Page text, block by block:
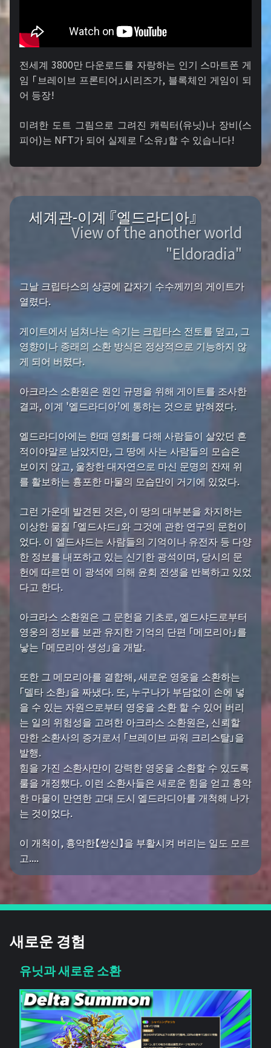
전세계 3800만 다운로드를 자랑하는 인기 스마트폰 게
임 「브레이브 프론티어」시리즈가, 블록체인 게임이 되
어 등장!
미려한 도트 그림으로 그려진 캐릭터(유닛)나 장비(스
피어)는 NFT가 되어 실제로 「소유」할 수 있습니다!
세계관-이계 『엘드라디아』
View of the another world
"Eldoradia"
그날 크립타스의 상공에 갑자기 수수께끼의 게이트가
열렸다.
게이트에서 넘쳐나는 속기는 크립타스 전토를 덮고, 그
영향이나 종래의 소환 방식은 정상적으로 기능하지 않
게 되어 버렸다.
아크라스 소환원은 원인 규명을 위해 게이트를 조사한
결과, 이계 '엘드라디아'에 통하는 것으로 밝혀졌다.
엘드라디아에는 한때 영화를 다해 사람들이 살았던 흔
적이야말로 남았지만, 그 땅에 사는 사람들의 모습은
보이지 않고, 울창한 대자연으로 마신 문명의 잔재 위
를 활보하는 흉포한 마물의 모습만이 거기에 있었다.
그런 가운데 발견된 것은, 이 땅의 대부분을 차지하는
이상한 물질 「엘드샤드」와 그것에 관한 연구의 문헌이
었다. 이 엘드샤드는 사람들의 기억이나 유전자 등 다양
한 정보를 내포하고 있는 신기한 광석이며, 당시의 문
헌에 따르면 이 광석에 의해 윤회 전생을 반복하고 있었
다고 한다.
아크라스 소환원은 그 문헌을 기초로, 엘드샤드로부터
영웅의 정보를 보관 유지한 기억의 단편 「메모리아」를
낳는 「메모리아 생성」을 개발.
또한 그 메모리아를 결합해, 새로운 영웅을 소환하는
「델타 소환」을 짜냈다. 또, 누구나가 부담없이 손에 넣
을 수 있는 자원으로부터 영웅을 소환 할 수 있어 버리
는 일의 위험성을 고려한 아크라스 소환원은, 신뢰할
만한 소환사의 증거로서 「브레이브 파워 크리스탈」을
발행.
힘을 가진 소환사만이 강력한 영웅을 소환할 수 있도록
룰을 개정했다. 이런 소환사들은 새로운 힘을 얻고 흉악
한 마물이 만연한 고대 도시 엘드라디아를 개척해 나가
는 것이었다.
이 개척이, 흉악한【쌍신】을 부활시켜 버리는 일도 모르
고....
새로운 경험
유닛과 새로운 소환